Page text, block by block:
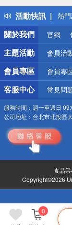
0
活動快訊
得
熱
銀
偏
詐
關於我們
官網
主題活動 會員活
會員專區 會員專
客服中心 常見問
服務時間： 週一至週日
公司地址： 台北市北投區
食品
Copyright©2026